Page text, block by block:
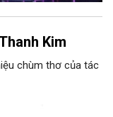
Kim
chùm thơ của tác